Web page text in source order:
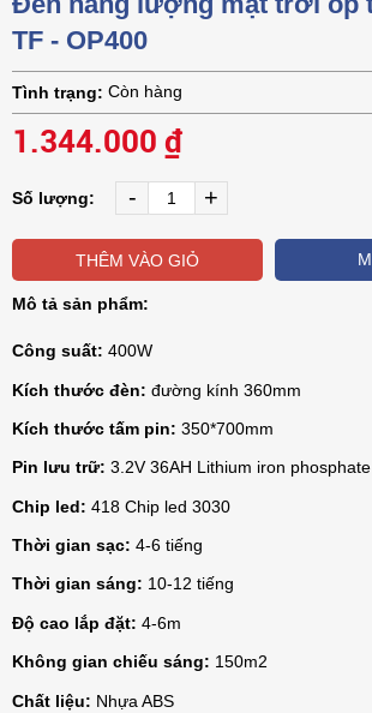
TF - OP400
Tình trạng: Còn hàng
1.344.000 ₫
Số lượng: - +
THÊM VÀO GIỎ
Mô tả sản phẩm:
Công suất: ​400W
Kích thước đèn: đường kính 360mm
Kích thước tấm pin: 350*700mm
Pin lưu trữ: 3.2V 36AH Lithium iron phosphate
Chip led: 418 Chip led 3030
Thời gian sạc: 4-6 tiếng
Thời gian sáng: 10-12 tiếng
Độ cao lắp đặt: 4-6m
Không gian chiếu sáng: 150m2
Chất liệu: Nhựa ABS